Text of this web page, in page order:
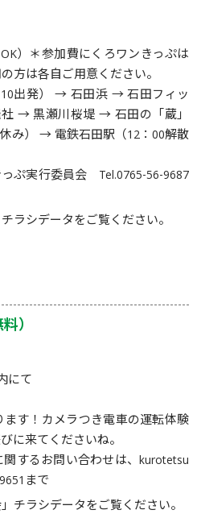
）＊参加費にくろワンきっぷは
方は各自ご用意ください。
出発） → 石田浜 → 石田フィッ
→ 黒瀬川桜堤 → 石田の「蔵」
休み） → 電鉄石田駅（12：00解散
っぷ実行委員会 Tel.0765-56-9687
ラシデータをご覧ください。
）
にて
す！カメラつき電車の運転体験
に来てくださいね。
するお問い合わせは、kurotetsu
まで
チラシデータをご覧ください。